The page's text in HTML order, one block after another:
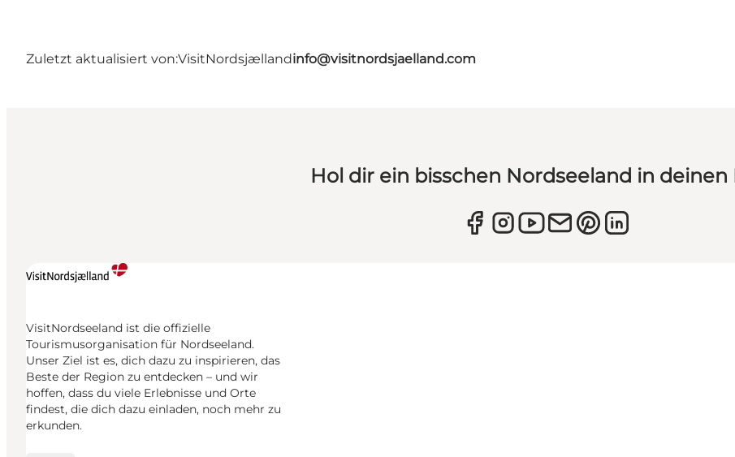
Zuletzt aktualisiert von:VisitNordsjællandinfo@visitnordsjaelland.com
Hol dir ein bisschen Nordseeland in deinen
VisitNordseeland ist die offizielle
Tourismusorganisation für Nordseeland.
Unser Ziel ist es, dich dazu zu inspirieren, das
Beste der Region zu entdecken – und wir
hoffen, dass du viele Erlebnisse und Orte
findest, die dich dazu einladen, noch mehr zu
erkunden.